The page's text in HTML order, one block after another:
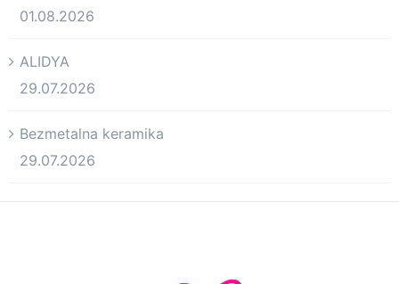
01.08.2026
ALIDYA
29.07.2026
Bezmetalna keramika
29.07.2026